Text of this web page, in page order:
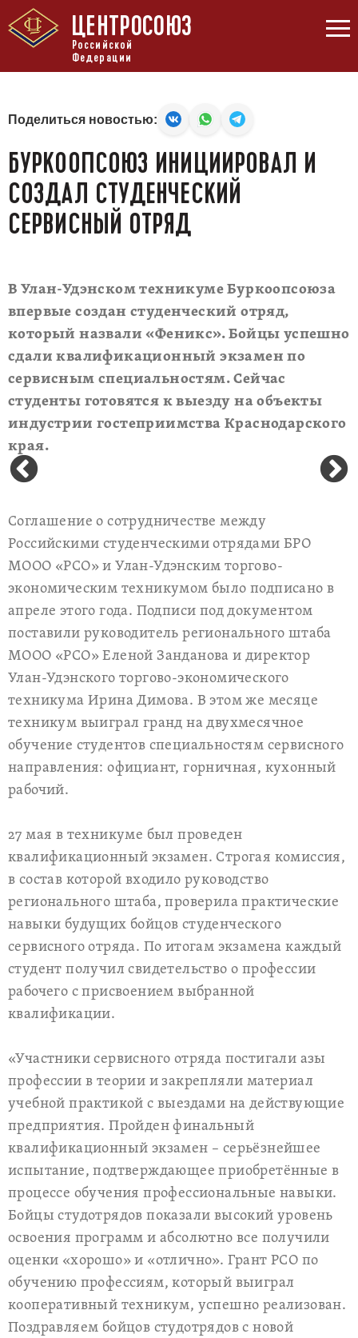
ЦЕНТРОСОЮЗ
Российской
Федерации
Поделиться новостью:
БУРКООПСОЮЗ ИНИЦИИРОВАЛ И
СОЗДАЛ СТУДЕНЧЕСКИЙ
СЕРВИСНЫЙ ОТРЯД
В Улан-Удэнском техникуме Буркоопсоюза
впервые создан студенческий отряд,
который назвали «Феникс». Бойцы успешно
сдали квалификационный экзамен по
сервисным специальностям. Сейчас
студенты готовятся к выезду на объекты
индустрии гостеприимства Краснодарского
края.
Соглашение о сотрудничестве между
Российскими студенческими отрядами БРО
МООО «РСО» и Улан-Удэнским торгово-
экономическим техникумом было подписано в
апреле этого года. Подписи под документом
поставили руководитель регионального штаба
МООО «РСО» Еленой Занданова и директор
Улан-Удэнского торгово-экономического
техникума Ирина Димова. В этом же месяце
техникум выиграл гранд на двухмесячное
обучение студентов специальностям сервисного
направления: официант, горничная, кухонный
рабочий.
27 мая в техникуме был проведен
квалификационный экзамен. Строгая комиссия,
в состав которой входило руководство
регионального штаба, проверила практические
навыки будущих бойцов студенческого
сервисного отряда. По итогам экзамена каждый
студент получил свидетельство о профессии
рабочего с присвоением выбранной
квалификации.
«Участники сервисного отряда постигали азы
профессии в теории и закрепляли материал
учебной практикой с выездами на действующие
предприятия. Пройден финальный
квалификационный экзамен – серьёзнейшее
испытание, подтверждающее приобретённые в
процессе обучения профессиональные навыки.
Бойцы студотрядов показали высокий уровень
освоения программ и абсолютно все получили
оценки «хорошо» и «отлично». Грант РСО по
обучению профессиям, который выиграл
кооперативный техникум, успешно реализован.
Поздравляем бойцов студотрядов с новой